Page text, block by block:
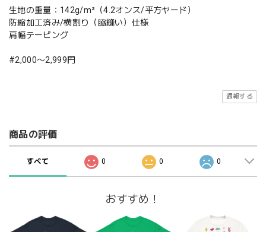
生地の重量：142g/m²（4.2オンス/平方ヤード）
防縮加工済み/横割り（脇縫い）仕様
肩幅テーピング
#2,000〜2,999円
通報する
商品の評価
すべて 0 0 0
おすすめ！